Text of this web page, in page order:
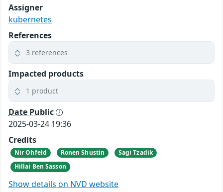
Assigner
kubernetes
References
3 references
Impacted products
1 product
Date Public
2025-03-24 19:36
Credits
Nir Ohfeld Ronen Shustin
Sagi Tzadik
Hillai Ben Sasson
Show details on NVD website